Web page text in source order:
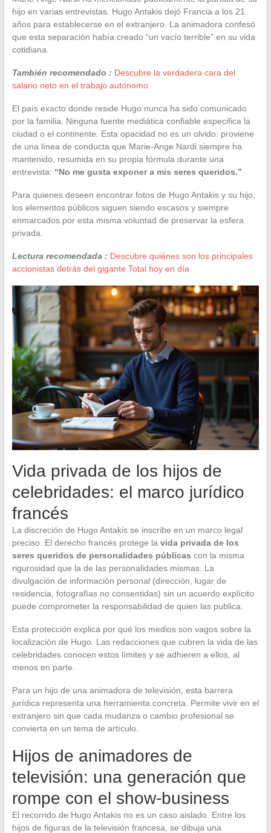
hijo en varias entrevistas. Hugo Antakis dejó Francia a los 21
años para establecerse en el extranjero. La animadora confesó
que esta separación había creado “un vacío terrible” en su vida
cotidiana.
También recomendado : Descubre la verdadera cara del
salario neto en el trabajo autónomo.
El país exacto donde reside Hugo nunca ha sido comunicado
por la familia. Ninguna fuente mediática confiable especifica la
ciudad o el continente. Esta opacidad no es un olvido: proviene
de una línea de conducta que Marie-Ange Nardi siempre ha
mantenido, resumida en su propia fórmula durante una
entrevista: “No me gusta exponer a mis seres queridos.”
Para quienes deseen encontrar fotos de Hugo Antakis y su hijo,
los elementos públicos siguen siendo escasos y siempre
enmarcados por esta misma voluntad de preservar la esfera
privada.
Lectura recomendada : Descubre quiénes son los principales
accionistas detrás del gigante Total hoy en día
Vida privada de los hijos de
celebridades: el marco jurídico
francés
La discreción de Hugo Antakis se inscribe en un marco legal
preciso. El derecho francés protege la vida privada de los
seres queridos de personalidades públicas con la misma
rigurosidad que la de las personalidades mismas. La
divulgación de información personal (dirección, lugar de
residencia, fotografías no consentidas) sin un acuerdo explícito
puede comprometer la responsabilidad de quien las publica.
Esta protección explica por qué los medios son vagos sobre la
localización de Hugo. Las redacciones que cubren la vida de las
celebridades conocen estos límites y se adhieren a ellos, al
menos en parte.
Para un hijo de una animadora de televisión, esta barrera
jurídica representa una herramienta concreta. Permite vivir en el
extranjero sin que cada mudanza o cambio profesional se
convierta en un tema de artículo.
Hijos de animadores de
televisión: una generación que
rompe con el show-business
El recorrido de Hugo Antakis no es un caso aislado. Entre los
hijos de figuras de la televisión francesa, se dibuja una